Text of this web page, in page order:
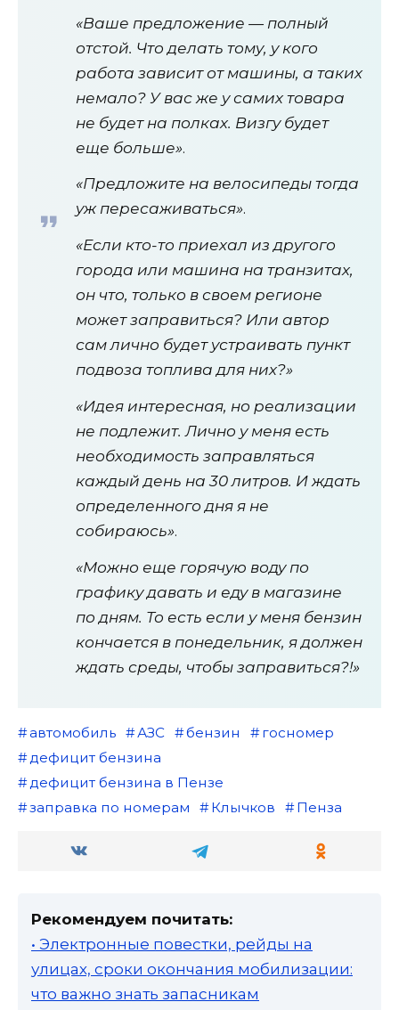
«Ваше предложение — полный
отстой. Что делать тому, у кого
работа зависит от машины, а таких
немало? У вас же у самих товара
не будет на полках. Визгу будет
еще больше».
«Предложите на велосипеды тогда
уж пересаживаться».
«Если кто-то приехал из другого
города или машина на транзитах,
он что, только в своем регионе
может заправиться? Или автор
сам лично будет устраивать пункт
подвоза топлива для них?»
«Идея интересная, но реализации
не подлежит. Лично у меня есть
необходимость заправляться
каждый день на 30 литров. И ждать
определенного дня я не
собираюсь».
«Можно еще горячую воду по
графику давать и еду в магазине
по дням. То есть если у меня бензин
кончается в понедельник, я должен
ждать среды, чтобы заправиться?!»
автомобиль АЗС бензин
госномер
дефицит бензина
дефицит бензина в Пензе
заправка по номерам
Клычков Пенза
Рекомендуем почитать:
• Электронные повестки, рейды на
улицах, сроки окончания мобилизации:
что важно знать запасникам